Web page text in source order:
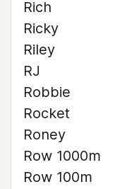
Rich
Ricky
Riley
RJ
Robbie
Rocket
Roney
Row 1000m
Row 100m